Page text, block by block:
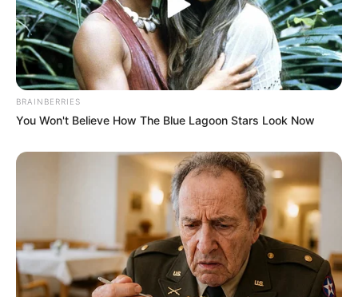
BRAINBERRIES
You Won't Believe How The Blue Lagoon Stars Look Now